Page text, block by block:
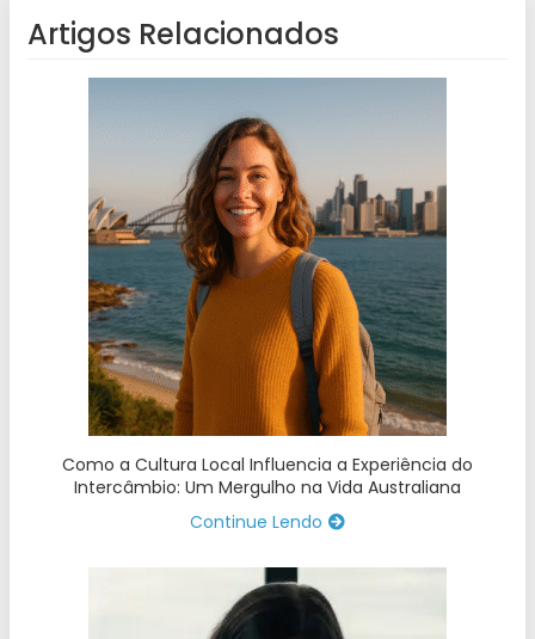
Artigos Relacionados
Como a Cultura Local Influencia a Experiência do
Intercâmbio: Um Mergulho na Vida Australiana
Continue Lendo